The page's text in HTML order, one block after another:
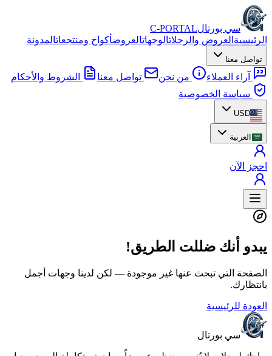
سي بورتالC-PORTAL
الرئيسية العروض والرحلاتالوجهاتالعروضأكواخ ومنتجعاتالمدونة
تواصل معنا
آراء العملاء من نحن تواصل معنا
الشروط والأحكام
سياسة الخصوصية
USD
العربية
احجز الآن
يبدو أنك ضللت الطريق!
الصفحة التي تبحث عنها غير موجودة — لكن لدينا وجهات أجمل
بانتظارك.
العودة للرئيسية
سي بورتال